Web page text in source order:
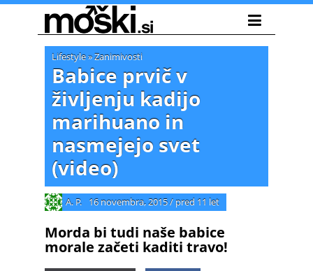
Lifestyle»Zanimivosti
Babice prvič v
življenju kadijo
marihuano in
nasmejejo svet
(video)
A. P. 16 novembra, 2015/ pred 11 let
Morda bi tudi naše babice
morale začeti kaditi travo!